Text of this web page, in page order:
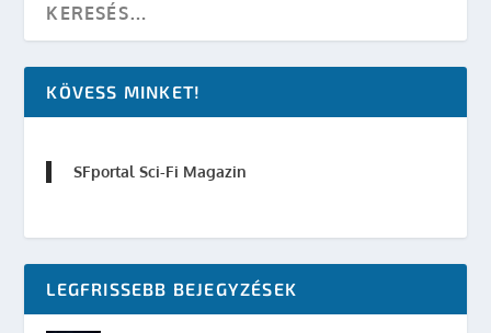
KÖVESS MINKET!
SFportal Sci-Fi Magazin
LEGFRISSEBB BEJEGYZÉSEK